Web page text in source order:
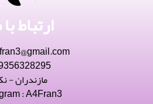
ارتباط
مازندران -
: A4Fran3